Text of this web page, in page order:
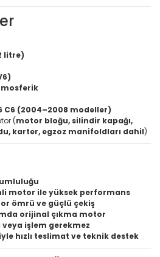
litre)
C6 (2004–2008 modeller)
(motor bloğu, silindir kapağı,
karter, egzoz manifoldları dahil)
motor ile yüksek performans
ömrü ve güçlü çekiş
orijinal çıkma motor
işlem gerekmez
hızlı teslimat ve teknik destek